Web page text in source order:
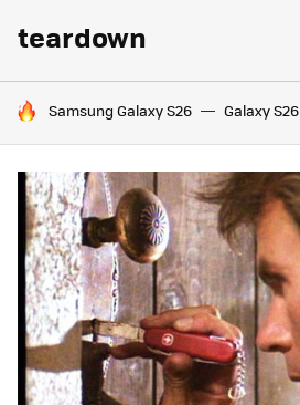
teardown
HOY SE HABLA DE
Samsung Galaxy S26 Galaxy S26